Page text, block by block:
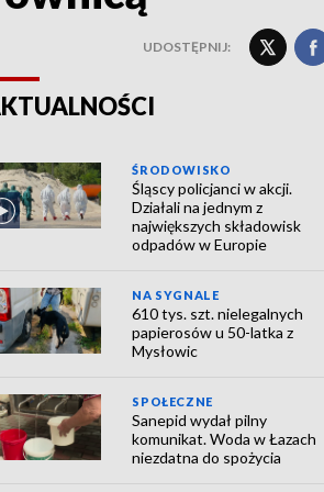
UDOSTĘPNIJ:
ŚRODOWISKO
Śląscy policjanci w akcji.
Działali na jednym z
największych składowisk
odpadów w Europie
NA SYGNALE
610 tys. szt. nielegalnych
papierosów u 50-latka z
Mysłowic
SPOŁECZNE
Sanepid wydał pilny
komunikat. Woda w Łazach
niezdatna do spożycia